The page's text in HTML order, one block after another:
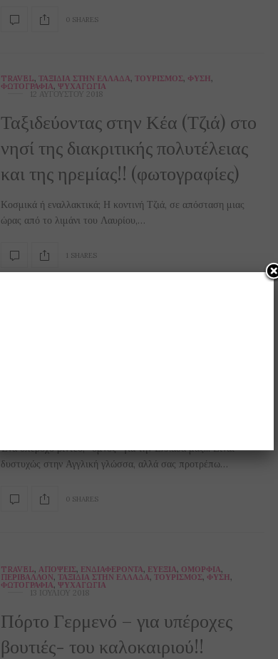
0 SHARES
TRAVEL, ΤΑΞΊΔΙΑ ΣΤΗΝ ΕΛΛΆΔΑ, ΤΟΥΡΙΣΜΌΣ, ΦΎΣΗ,
ΦΩΤΟΓΡΑΦΊΑ, ΨΥΧΑΓΩΓΊΑ
12 ΑΥΓΟΎΣΤΟΥ 2018
Ταξιδεύοντας στην Κέα (Τζιά) στο
νησί της διακριτικής πολυτέλειας
και της ηρεμίας!! (φωτογραφίες)
Κοσμικά ή εναλλακτικά; Η κοντινή Τζιά, σε απόσταση μιας
ώρας από το λιμάνι του Λαυρίου,…
1 SHARES
Ένα υπέροχο βίντεο, “ύμνος” για την Ελλάδα μας!!! Είναι
δυστυχώς στην Αγγλική γλώσσα, αλλά σας προτρέπω…
0 SHARES
TRAVEL, ΑΠΌΨΕΙΣ, ΕΝΔΙΑΦΈΡΟΝΤΑ, ΕΥΕΞΊΑ, ΟΜΟΡΦΙΆ,
ΠΕΡΙΒΆΛΛΟΝ, ΤΑΞΊΔΙΑ ΣΤΗΝ ΕΛΛΆΔΑ, ΤΟΥΡΙΣΜΌΣ, ΦΎΣΗ,
ΦΩΤΟΓΡΑΦΊΑ, ΨΥΧΑΓΩΓΊΑ
13 ΙΟΥΛΊΟΥ 2018
Πόρτο Γερμενό – για υπέροχες
βουτιές- του καλοκαιριού!!